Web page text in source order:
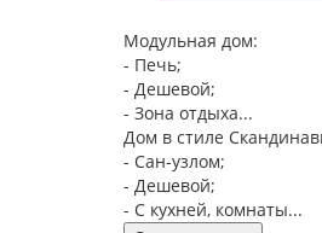
Модульная дом:
- Печь;
- Дешевой;
- Зона отдыха...
Дом в стиле
- Сан-узлом;
- Дешевой;
- С кухней, комнаты...